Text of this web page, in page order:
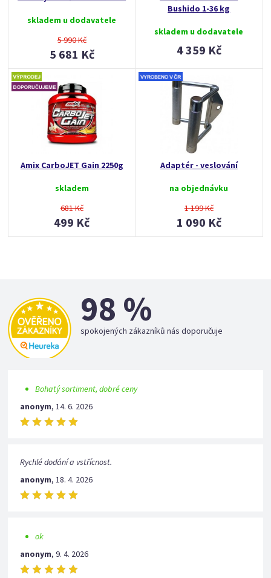
skladem u dodavatele
5 990 Kč
5 681 Kč
Bushido 1-36 kg
skladem u dodavatele
4 359 Kč
Amix CarboJET Gain 2250g
skladem
681 Kč
499 Kč
Adaptér - veslování
na objednávku
1 199 Kč
1 090 Kč
98 %
spokojených zákazníků nás doporučuje
Bohatý sortiment, dobré ceny
anonym,14. 6. 2026
Rychlé dodání a vstřícnost.
anonym,18. 4. 2026
ok
anonym,9. 4. 2026